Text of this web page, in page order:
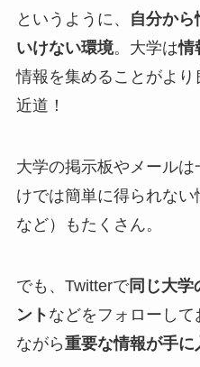
というように、
自分から
いけない環境。大学は情
情報を集めることがよ
近道！
大学の掲示板やメール
けでは簡単に得られな
など）もたくさん。
でも、Twitterで同じ大学
ント などをフォローし
ながら重要な情報が手に